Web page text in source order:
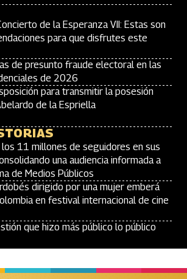
de la Esperanza VII: Estas son
para que disfrutes este
de presunto fraude electoral en las
de 2026
para transmitir la posesión
de la Espriella
los 11 millones de seguidores en sus
una audiencia informada a
de Medios Públicos
dirigido por una mujer emberá
en festival internacional de cine
que hizo más público lo público